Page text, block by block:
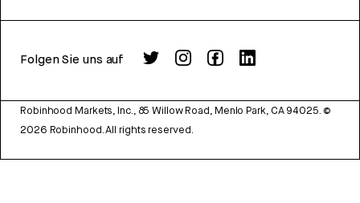
Folgen Sie uns auf
Robinhood Markets, Inc., 85 Willow Road, Menlo Park, CA 94025. ©
2026 Robinhood. All rights reserved.